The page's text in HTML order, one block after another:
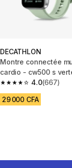
DECATHLON
Montre connectée
cardio - cw500 s
4.0
4.0 out of 5 stars
(667)
29 000 CFA